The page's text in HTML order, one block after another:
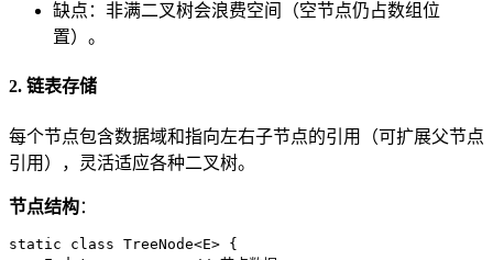
缺点：非满二叉树会浪费空间（空节点仍占数组位
置）。
2. 链表存储
每个节点包含数据域和指向左右子节点的引用（可扩展父节点
引用），灵活适应各种二叉树。
节点结构：
static class TreeNode<E> {